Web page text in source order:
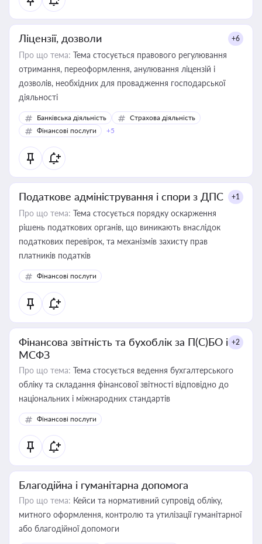
Ліцензії, дозволи +6
Про що тема: Тема стосується правового регулювання
отримання, переоформлення, анулювання ліцензій і
дозволів, необхідних для провадження господарської
діяльності
Банківська діяльність
Страхова діяльність
Фінансові послуги
+5
Податкове адміністрування і спори з ДПС +1
Про що тема: Тема стосується порядку оскарження
рішень податкових органів, що виникають внаслідок
податкових перевірок, та механізмів захисту прав
платників податків
Фінансові послуги
Фінансова звітність та бухоблік за П(С)БО і
МСФЗ
+2
Про що тема: Тема стосується ведення бухгалтерського
обліку та складання фінансової звітності відповідно до
національних і міжнародних стандартів
Фінансові послуги
Благодійна і гуманітарна допомога
Про що тема: Кейси та нормативний супровід обліку,
митного оформлення, контролю та утилізації гуманітарної
або благодійної допомоги